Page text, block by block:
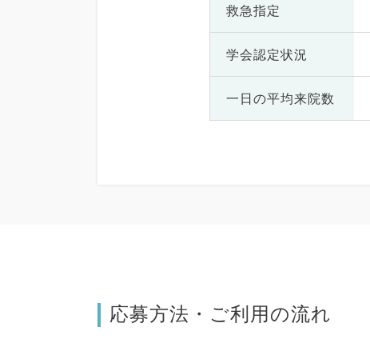
救急指定
学会認定状況
一日の平均来院数
応募方法・ご利用の流れ